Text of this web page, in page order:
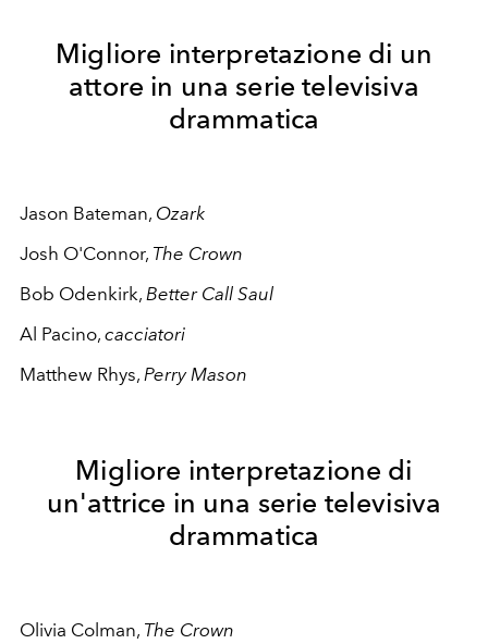
Migliore interpretazione di un
attore in una serie televisiva
drammatica
Jason Bateman, Ozark
Josh O'Connor, The Crown
Bob Odenkirk, Better Call Saul
Al Pacino, cacciatori
Matthew Rhys, Perry Mason
Migliore interpretazione di
un'attrice in una serie televisiva
drammatica
Olivia Colman, The Crown